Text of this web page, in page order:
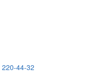
220-44-32